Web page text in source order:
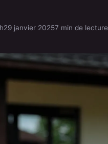
29 janvier 20257 min de lecture